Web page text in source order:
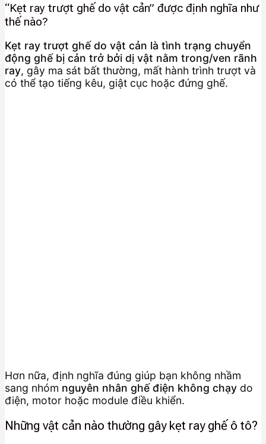
“Kẹt ray trượt ghế do vật cản” được định nghĩa như
thế nào?
Kẹt ray trượt ghế do vật cản là tình trạng chuyển
động ghế bị cản trở bởi dị vật nằm trong/ven rãnh
ray, gây ma sát bất thường, mất hành trình trượt và
có thể tạo tiếng kêu, giật cục hoặc đứng ghế.
Hơn nữa, định nghĩa đúng giúp bạn không nhầm
sang nhóm nguyên nhân ghế điện không chạy do
điện, motor hoặc module điều khiển.
Những vật cản nào thường gây kẹt ray ghế ô tô?